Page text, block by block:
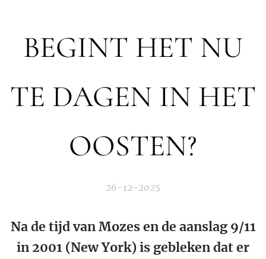
BEGINT HET NU
TE DAGEN IN HET
OOSTEN?
26-12-2025
Na de tijd van Mozes en de aanslag 9/11
in 2001 (New York) is gebleken dat er